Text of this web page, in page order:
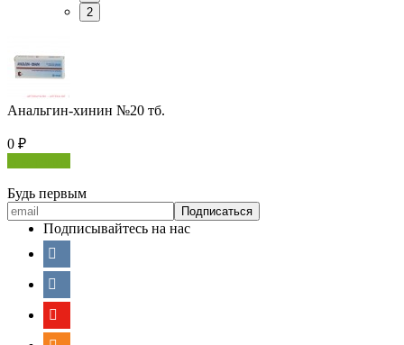
2
Анальгин-хинин №20 тб.
0 ₽
Будь первым
Подписывайтесь на нас